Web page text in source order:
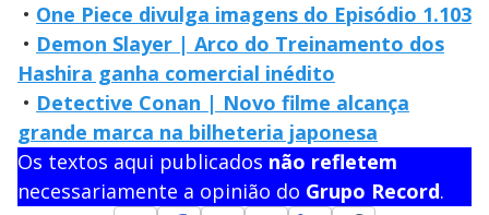
• One Piece divulga imagens do Episódio 1.103
• Demon Slayer | Arco do Treinamento dos
Hashira ganha comercial inédito
• Detective Conan | Novo filme alcança
grande marca na bilheteria japonesa
Os textos aqui publicados não refletem
necessariamente a opinião do Grupo Record.